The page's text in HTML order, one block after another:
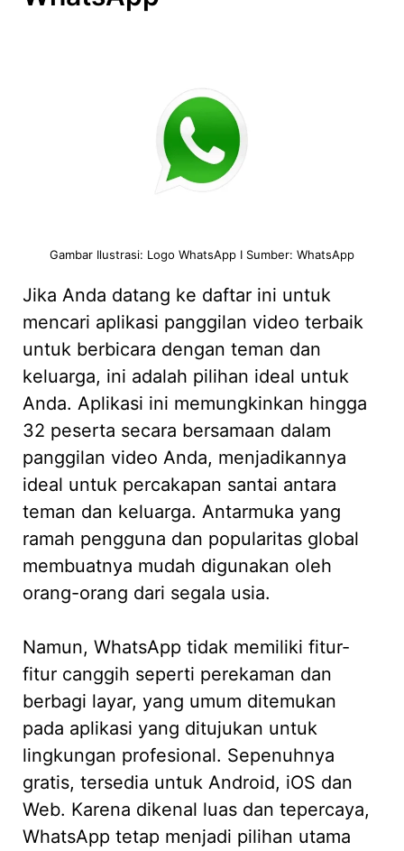
Gambar Ilustrasi: Logo WhatsApp I Sumber: WhatsApp
Jika Anda datang ke daftar ini untuk
mencari aplikasi panggilan video terbaik
untuk berbicara dengan teman dan
keluarga, ini adalah pilihan ideal untuk
Anda. Aplikasi ini memungkinkan hingga
32 peserta secara bersamaan dalam
panggilan video Anda, menjadikannya
ideal untuk percakapan santai antara
teman dan keluarga. Antarmuka yang
ramah pengguna dan popularitas global
membuatnya mudah digunakan oleh
orang-orang dari segala usia.
Namun, WhatsApp tidak memiliki fitur-
fitur canggih seperti perekaman dan
berbagi layar, yang umum ditemukan
pada aplikasi yang ditujukan untuk
lingkungan profesional. Sepenuhnya
gratis, tersedia untuk Android, iOS dan
Web. Karena dikenal luas dan tepercaya,
WhatsApp tetap menjadi pilihan utama